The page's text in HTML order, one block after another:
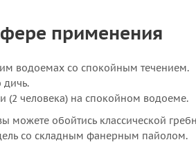
применения
водоемах со спокойным течением.
дичь.
(2 человека) на спокойном водоеме.
можете обойтись классической
со складным фанерным пайолом.